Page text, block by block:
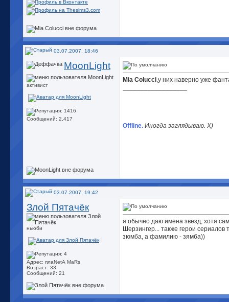
03.07.2007, 18:46
MoonLight
активист
Сообщений: 2,417
Mia Colucci,у них наверно уже
Offline. Иногда заглядываю. Х)
03.07.2007, 19:42
Злой Пятачёк
ньюби
Адрес: плаNetА МаRs
Возраст: 33
Сообщений: 21
я обычно даю имена звёзд, хотя
Шерзингер... также герои
зюмба, а фамилию - зямба))